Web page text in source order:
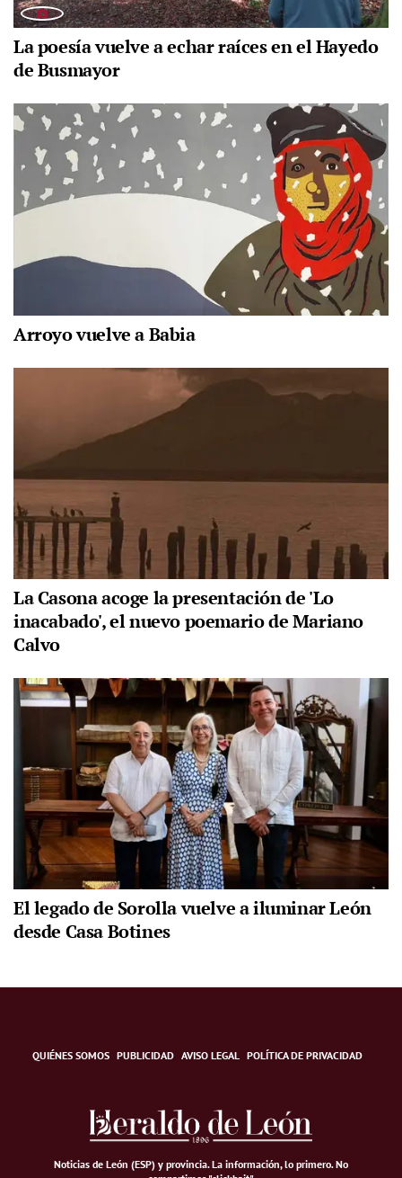
La poesía vuelve a echar raíces en el Hayedo
de Busmayor
Arroyo vuelve a Babia
La Casona acoge la presentación de 'Lo
inacabado', el nuevo poemario de Mariano
Calvo
El legado de Sorolla vuelve a iluminar León
desde Casa Botines
QUIÉNES SOMOS PUBLICIDAD AVISO LEGAL POLÍTICA DE PRIVACIDAD
Noticias de León (ESP) y provincia. La información, lo primero.No